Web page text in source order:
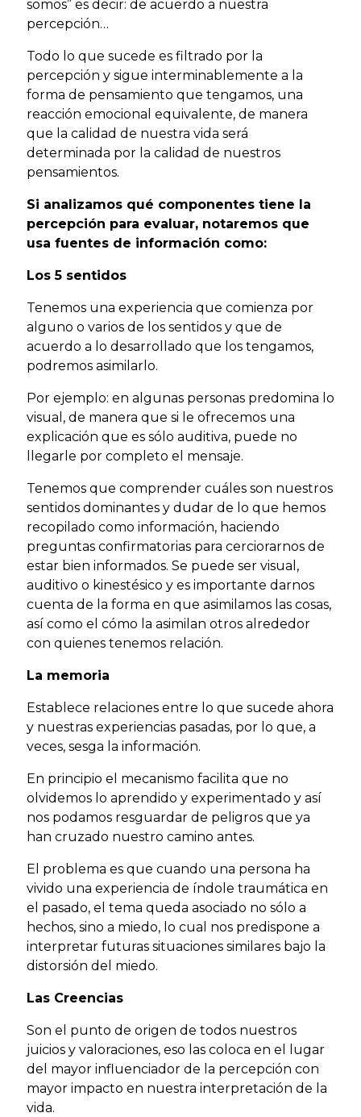
somos” es decir: de acuerdo a nuestra
percepción…
Todo lo que sucede es filtrado por la
percepción y sigue interminablemente a la
forma de pensamiento que tengamos, una
reacción emocional equivalente, de manera
que la calidad de nuestra vida será
determinada por la calidad de nuestros
pensamientos.
Si analizamos qué componentes tiene la
percepción para evaluar, notaremos que
usa fuentes de información como:
Los 5 sentidos
Tenemos una experiencia que comienza por
alguno o varios de los sentidos y que de
acuerdo a lo desarrollado que los tengamos,
podremos asimilarlo.
Por ejemplo: en algunas personas predomina lo
visual, de manera que si le ofrecemos una
explicación que es sólo auditiva, puede no
llegarle por completo el mensaje.
Tenemos que comprender cuáles son nuestros
sentidos dominantes y dudar de lo que hemos
recopilado como información, haciendo
preguntas confirmatorias para cerciorarnos de
estar bien informados. Se puede ser visual,
auditivo o kinestésico y es importante darnos
cuenta de la forma en que asimilamos las cosas,
así como el cómo la asimilan otros alrededor
con quienes tenemos relación.
La memoria
Establece relaciones entre lo que sucede ahora
y nuestras experiencias pasadas, por lo que, a
veces, sesga la información.
En principio el mecanismo facilita que no
olvidemos lo aprendido y experimentado y así
nos podamos resguardar de peligros que ya
han cruzado nuestro camino antes.
El problema es que cuando una persona ha
vivido una experiencia de índole traumática en
el pasado, el tema queda asociado no sólo a
hechos, sino a miedo, lo cual nos predispone a
interpretar futuras situaciones similares bajo la
distorsión del miedo.
Las Creencias
Son el punto de origen de todos nuestros
juicios y valoraciones, eso las coloca en el lugar
del mayor influenciador de la percepción con
mayor impacto en nuestra interpretación de la
vida.